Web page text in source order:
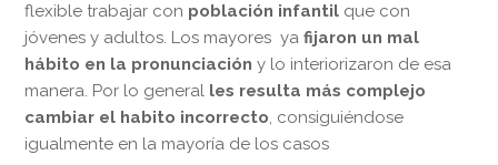
flexible trabajar con población infantil que con
jóvenes y adultos. Los mayores yafijaron un mal
hábito en la pronunciación y lo interiorizaron de esa
manera. Por lo general les resulta más complejo
cambiar el habito incorrecto, consiguiéndose
igualmente en la mayoría de los casos